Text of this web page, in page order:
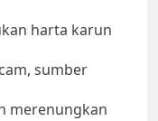
harta karun
sumber
merenungkan